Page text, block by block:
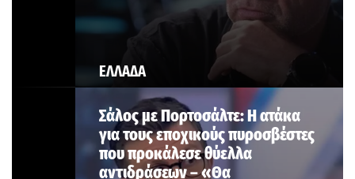
ΕΛΛΑΔΑ
Σάλος με Πορτοσάλτε: Η ατάκα
για τους εποχικούς πυροσβέστες
που προκάλεσε θύελλα
αντιδράσεων – «Θα